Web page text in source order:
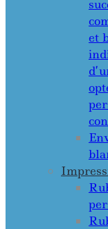
et